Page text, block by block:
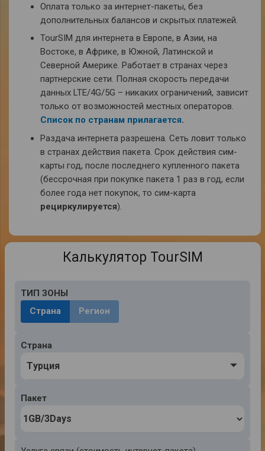
Оплата только за интернет-пакеты, без
дополнительных балансов и скрытых платежей.
TourSIM для интернета в Европе, в Азии, на
Востоке, в Африке, в Южной, Латинской и
Северной Америке. Работает в странах через
партнерские сети. Полная скорость передачи
данных LTE/4G/5G – никаких ограничений, зависит
только от возможностей местных операторов.
Список по странам прилагается.
Раздача интернета разрешена. Сеть ловит только
в странах действия пакета. Срок действия сим-
карты год, после последнего купленного пакета
(бессрочная при покупке пакета 1 раз в год, если
более года нет покупок, то сим-карта
рециркулируется).
Калькулятор TourSIM
ТИП ЗОНЫ
Страна
Регион
Страна
Tурция
Пакет